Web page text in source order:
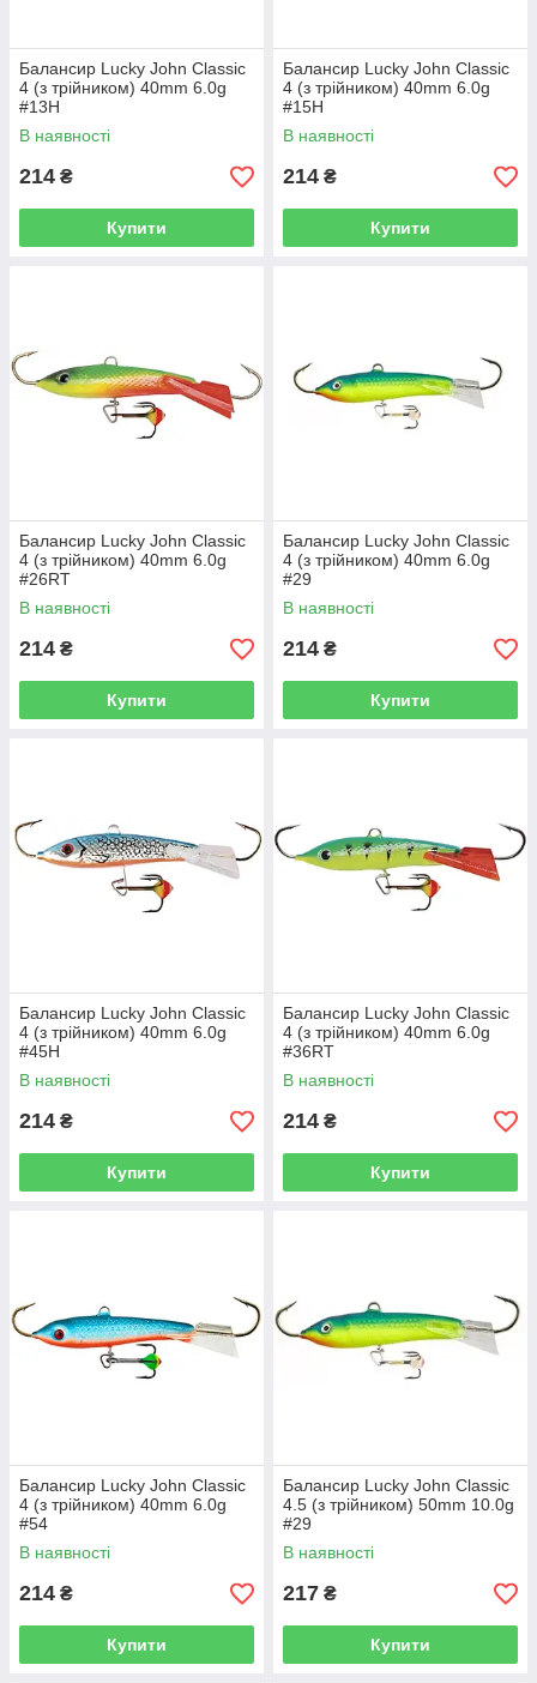
Балансир Lucky John Classic
4 (з трійником) 40mm 6.0g
#13H
В наявності
214 ₴
Купити
Балансир Lucky John Classic
4 (з трійником) 40mm 6.0g
#15H
В наявності
214 ₴
Купити
Балансир Lucky John Classic
4 (з трійником) 40mm 6.0g
#26RT
В наявності
214 ₴
Купити
Балансир Lucky John Classic
4 (з трійником) 40mm 6.0g
#29
В наявності
214 ₴
Купити
Балансир Lucky John Classic
4 (з трійником) 40mm 6.0g
#45H
В наявності
214 ₴
Купити
Балансир Lucky John Classic
4 (з трійником) 40mm 6.0g
#36RT
В наявності
214 ₴
Купити
Балансир Lucky John Classic
4 (з трійником) 40mm 6.0g
#54
В наявності
214 ₴
Купити
Балансир Lucky John Classic
4.5 (з трійником) 50mm 10.0g
#29
В наявності
217 ₴
Купити